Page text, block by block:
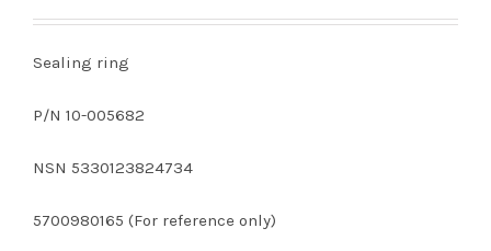
Sealing ring
P/N 10-005682
NSN 5330123824734
5700980165 (For reference only)